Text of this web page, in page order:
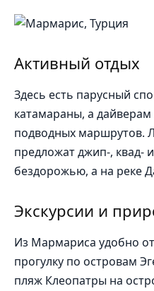
Активный отдых
Здесь есть парусный
катамараны, а дайверам
подводных маршрутов.
предложат джип-, квад-
бездорожью, а на реке
Экскурсии и
Из Мармариса удобно
прогулку по островам
пляж Клеопатры на